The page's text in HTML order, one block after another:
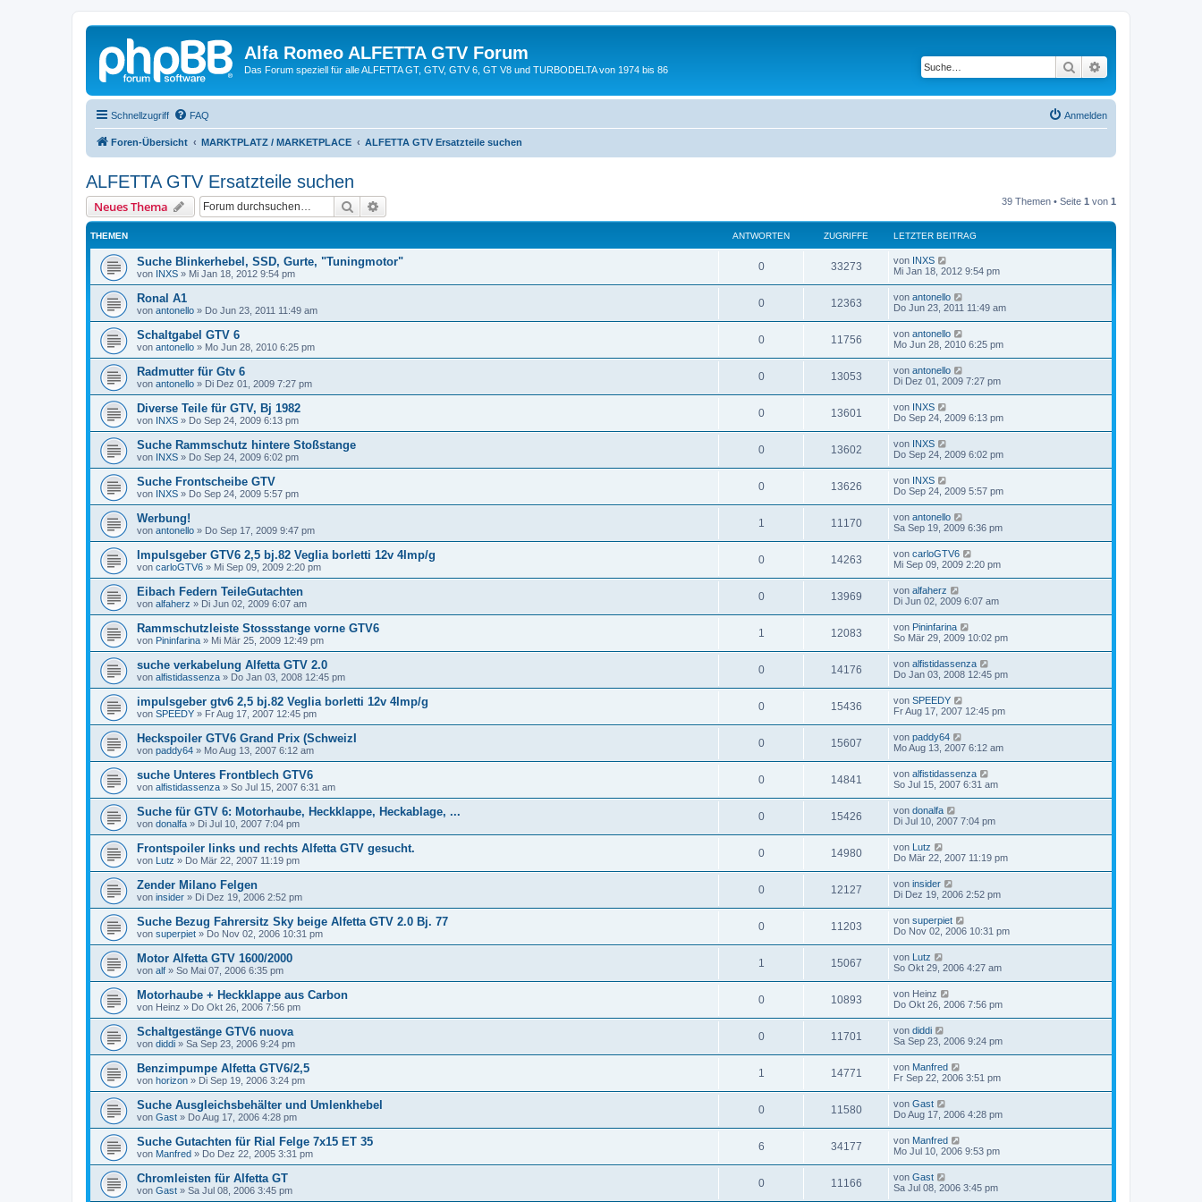
Alfa Romeo ALFETTA GTV Forum
Das Forum speziell für alle ALFETTA GT, GTV, GTV 6, GT V8 und TURBODELTA von 1974 bis 86 Suche
Schnellzugriff FAQ Anmelden
Foren-Übersicht MARKTPLATZ / MARKETPLACE ALFETTA GTV Ersatzteile suchen
ALFETTA GTV Ersatzteile suchen
Neues Thema Suche 39 Themen • Seite 1 von 1
THEMEN ANTWORTEN ZUGRIFFE LETZTER BEITRAG
Suche Blinkerhebel, SSD, Gurte, "Tuningmotor"
von INXS » Mi Jan 18, 2012 9:54 pm
0 33273 von INXS
Mi Jan 18, 2012 9:54 pm
Ronal A1
von antonello » Do Jun 23, 2011 11:49 am
0 12363 von antonello
Do Jun 23, 2011 11:49 am
Schaltgabel GTV 6
von antonello » Mo Jun 28, 2010 6:25 pm
0 11756 von antonello
Mo Jun 28, 2010 6:25 pm
Radmutter für Gtv 6
von antonello » Di Dez 01, 2009 7:27 pm
0 13053 von antonello
Di Dez 01, 2009 7:27 pm
Diverse Teile für GTV, Bj 1982
von INXS » Do Sep 24, 2009 6:13 pm
0 13601 von INXS
Do Sep 24, 2009 6:13 pm
Suche Rammschutz hintere Stoßstange
von INXS » Do Sep 24, 2009 6:02 pm
0 13602 von INXS
Do Sep 24, 2009 6:02 pm
Suche Frontscheibe GTV
von INXS » Do Sep 24, 2009 5:57 pm
0 13626 von INXS
Do Sep 24, 2009 5:57 pm
Werbung!
von antonello » Do Sep 17, 2009 9:47 pm
1 11170 von antonello
Sa Sep 19, 2009 6:36 pm
Impulsgeber GTV6 2,5 bj.82 Veglia borletti 12v 4Imp/g
von carloGTV6 » Mi Sep 09, 2009 2:20 pm
0 14263 von carloGTV6
Mi Sep 09, 2009 2:20 pm
Eibach Federn TeileGutachten
von alfaherz » Di Jun 02, 2009 6:07 am
0 13969 von alfaherz
Di Jun 02, 2009 6:07 am
Rammschutzleiste Stossstange vorne GTV6
von Pininfarina » Mi Mär 25, 2009 12:49 pm
1 12083 von Pininfarina
So Mär 29, 2009 10:02 pm
suche verkabelung Alfetta GTV 2.0
von alfistidassenza » Do Jan 03, 2008 12:45 pm
0 14176 von alfistidassenza
Do Jan 03, 2008 12:45 pm
impulsgeber gtv6 2,5 bj.82 Veglia borletti 12v 4Imp/g
von SPEEDY » Fr Aug 17, 2007 12:45 pm
0 15436 von SPEEDY
Fr Aug 17, 2007 12:45 pm
Heckspoiler GTV6 Grand Prix (SchweizI
von paddy64 » Mo Aug 13, 2007 6:12 am
0 15607 von paddy64
Mo Aug 13, 2007 6:12 am
suche Unteres Frontblech GTV6
von alfistidassenza » So Jul 15, 2007 6:31 am
0 14841 von alfistidassenza
So Jul 15, 2007 6:31 am
Suche für GTV 6: Motorhaube, Heckklappe, Heckablage, ...
von donalfa » Di Jul 10, 2007 7:04 pm
0 15426 von donalfa
Di Jul 10, 2007 7:04 pm
Frontspoiler links und rechts Alfetta GTV gesucht.
von Lutz » Do Mär 22, 2007 11:19 pm
0 14980 von Lutz
Do Mär 22, 2007 11:19 pm
Zender Milano Felgen
von insider » Di Dez 19, 2006 2:52 pm
0 12127 von insider
Di Dez 19, 2006 2:52 pm
Suche Bezug Fahrersitz Sky beige Alfetta GTV 2.0 Bj. 77
von superpiet » Do Nov 02, 2006 10:31 pm
0 11203 von superpiet
Do Nov 02, 2006 10:31 pm
Motor Alfetta GTV 1600/2000
von alf » So Mai 07, 2006 6:35 pm
1 15067 von Lutz
So Okt 29, 2006 4:27 am
Motorhaube + Heckklappe aus Carbon
von Heinz » Do Okt 26, 2006 7:56 pm
0 10893 von Heinz
Do Okt 26, 2006 7:56 pm
Schaltgestänge GTV6 nuova
von diddi » Sa Sep 23, 2006 9:24 pm
0 11701 von diddi
Sa Sep 23, 2006 9:24 pm
Benzimpumpe Alfetta GTV6/2,5
von horizon » Di Sep 19, 2006 3:24 pm
1 14771 von Manfred
Fr Sep 22, 2006 3:51 pm
Suche Ausgleichsbehälter und Umlenkhebel
von Gast » Do Aug 17, 2006 4:28 pm
0 11580 von Gast
Do Aug 17, 2006 4:28 pm
Suche Gutachten für Rial Felge 7x15 ET 35
von Manfred » Do Dez 22, 2005 3:31 pm
6 34177 von Manfred
Mo Jul 10, 2006 9:53 pm
Chromleisten für Alfetta GT
von Gast » Sa Jul 08, 2006 3:45 pm
0 11166 von Gast
Sa Jul 08, 2006 3:45 pm